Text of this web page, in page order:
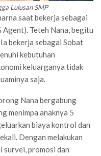
Lulusan SMP
saat bekerja sebagai
Teteh Nana, begitu
bekerja sebagai Sobat
kebutuhan
keluarganya tidak
saja.
Nana bergabung
menimpa anaknya 5
biaya kontrol dan
Dengan melakukan
survei, promosi dan